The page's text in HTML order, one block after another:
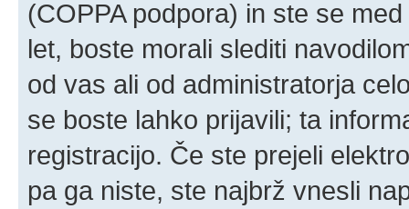
(COPPA podpora) in ste se
let, boste morali slediti
od vas ali od administratorja
se boste lahko prijavili; ta
registracijo. Če ste prejeli
pa ga niste, ste najbrž vnesli